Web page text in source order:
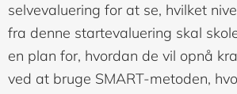
selvevaluering for at se, hvilket
fra denne startevaluering skal
en plan for, hvordan de vil opnå
ved at bruge SMART-metoden,